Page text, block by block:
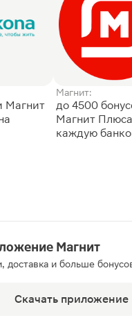
Магнит
Магнит:
до 4500
Магнит
каждую
Магнит
доставка и больше
Скачать приложение